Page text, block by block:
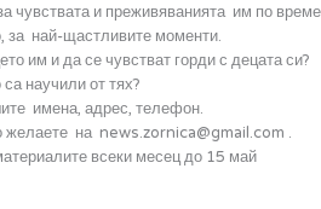
чувствата и преживяванията им по време
за най-щастливите моменти.
им и да се чувстват горди с децата си?
са научили от тях?
имена, адрес, телефон.
желаете на news.zornica@gmail.com .
всеки месец до 15 май